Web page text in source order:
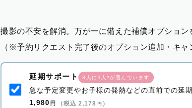
撮影の不安を解消。万が一に備えた補償オプション
（※予約リクエスト完了後のオプション追加・キャ
延期サポート 3人に1人*が選んでいます
急な予定変更やお子様の発熱などの直前での延
1,980 円 （税込 2,178 円 ）